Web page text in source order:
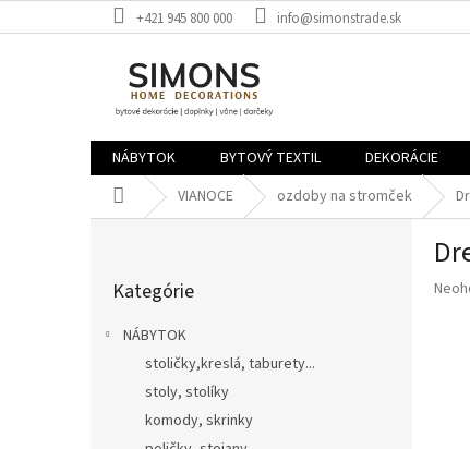
na
+421 945 800 000 info@simonstrade.sk
NÁBYTOK BYTOVÝ TEXTIL DEKORÁCIE
DomovVIANOCE ozdoby na stromček
kategórie
Kategórie
NÁBYTOK
stoličky,kreslá, taburety...
stoly, stolíky
komody, skrinky